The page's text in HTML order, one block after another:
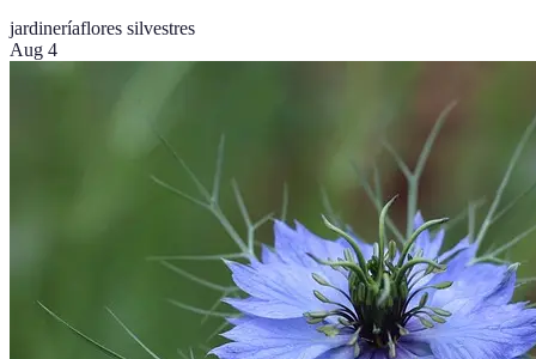
jardineríaflores silvestres
Aug 4